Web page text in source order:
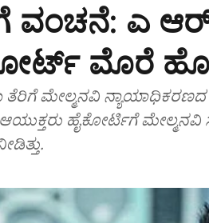
ವಂಚನೆ: ಎ
ಮೊರೆ
ಮೇಲ್ಮನವಿ ನ್ಯಾಯಾಧಿಕರಣದ
ಆಯುಕ್ತರು ಹೈಕೋರ್ಟಿಗೆ